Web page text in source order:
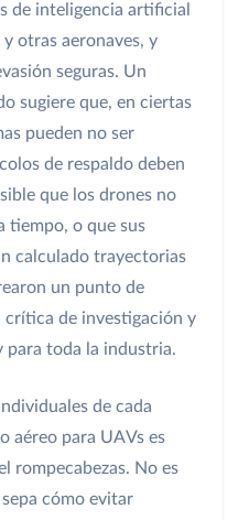
de inteligencia artificial
otras aeronaves, y
seguras. Un
sugiere que, en ciertas
pueden no ser
de respaldo deben
que los drones no
tiempo, o que sus
calculado trayectorias
un punto de
crítica de investigación y
para toda la industria.
de cada
aéreo para UAVs es
rompecabezas. No es
cómo evitar